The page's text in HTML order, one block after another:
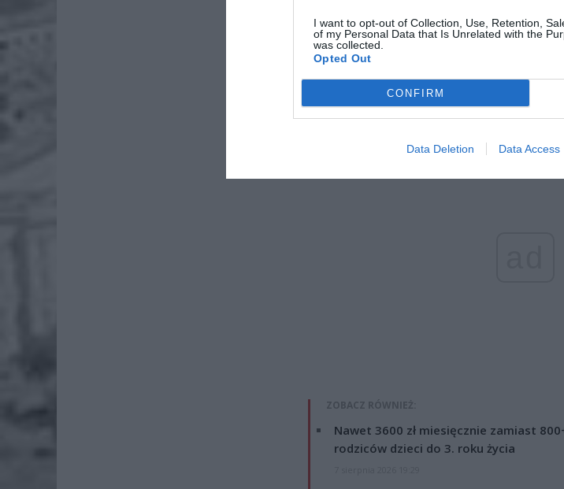
I want to opt-out of Collection, Use, Retention,
of my Personal Data that Is Unrelated with the
was collected.
Opted Out
CONFIRM
Data Deletion Data Access
Fot. Łukasz / Warszawa
Na miejsce zadysponowano śmigłowiec
przetransportował poważnie rannego
ZOBACZ RÓWNIEŻ:
Nawet 3600 zł miesięcznie zamiast
rodziców dzieci do 3. roku życia